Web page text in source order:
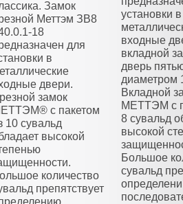
Замок
Меттэм ЗВ8
18
для
в
двери.
замок
с пакетом
10 сувальд
высокой
количество
препятствует
установки в
входные
вкладной
дверь
диаметром
Вкладной
МЕТТЭМ с
8 сувальд
высокой
Большое
сувальд